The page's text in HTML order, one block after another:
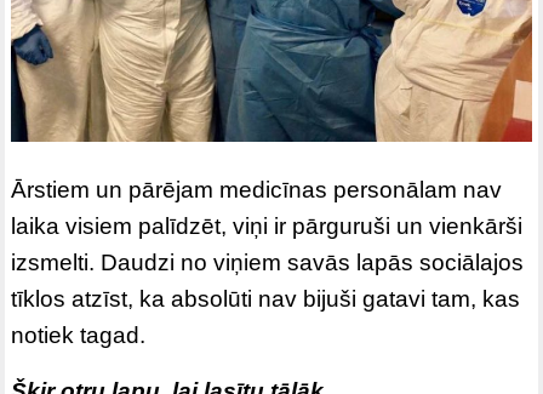
Ārstiem un pārējam medicīnas personālam nav
laika visiem palīdzēt, viņi ir pārguruši un vienkārši
izsmelti. Daudzi no viņiem savās lapās sociālajos
tīklos atzīst, ka absolūti nav bijuši gatavi tam, kas
notiek tagad.